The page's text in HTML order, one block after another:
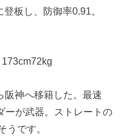
板し、防御率0.91。
阪神へ移籍した。最速
ーが武器。ストレートの
うです。